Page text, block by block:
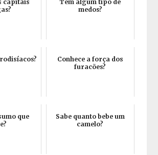
capitais
Tem algum tipo de
medos?
Conhece a força dos
furacões?
que
Sabe quanto bebe um
camelo?